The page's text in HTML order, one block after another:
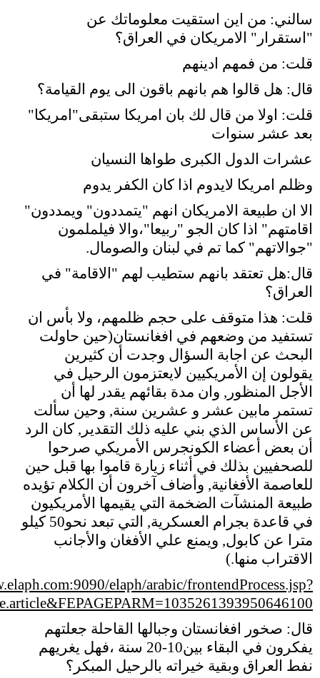
سالني: من اين استقيت معلوماتك عن
"استقرار" الامريكان في العراق؟
قلت: من فمهم ادينهم
قال: هل قالوا هم بانهم باقون الى يوم القيامة؟
قلت: اولا من قال لك بان امريكا ستبقى"امريكا"
بعد عشر سنوات
عشرات الدول الكبرى طواها النسيان
وظلم امريكا لايدوم اذا كان الكفر يدوم
الا ان طبيعة الامريكان انهم "يتمددون" ويمددون"
اقامتهم" اذا كان الجو "ربيعا"،والا فيلملمون
"جوالاتهم" كما تم في لبنان والصومال.
قال:هل تعتقد بانهم ستطيب لهم "الاقامة" في
العراق؟
قلت: هذا متوقف على حجم ظلمهم، ولا بأس ان
تستفيد من وضعهم في افغانستان(حين حاولت
البحث عن اجابة السؤال وجدت أن كثيرين
يقولون إن الأمريكيين لايعتزمون الرحيل في
الأجل المنظور‏,‏ وان مدة بقائهم يقدر لها أن
تستمر مابين عشر و عشرين سنة‏,‏ وحين سألت
عن الأساس الذي بني عليه ذلك التقدير‏,‏ كان الرد
أن بعض أعضاء الكونجرس الأمريكي صرحوا
للصحفيين بذلك في أثناء زيارة قاموا بها قبل حين
للعاصمة الأفغانية‏,‏ وأضاف آخرون أن الكلام تؤيده
طبيعة المنشآت الضخمة التي يقيمها الأمريكيون
في قاعدة بجرام العسكرية‏,‏ التي تبعد نحو‏50‏ كيلو
مترا عن كابول‏,‏ ويمنع علي الأفغان والأجانب
الاقتراب منها‏.‏)
elaph/arabic/frontendProcess.jsp?
قال: صخور افغانستان وجبالها القاحلة جعلتهم
يفكرون في البقاء بين10-20 سنة ،فهل يغريهم
نفط العراق وبقية خيراته بالرحيل المبكر؟